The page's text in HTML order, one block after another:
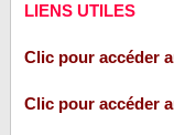
e
LIENS UTILES
Clic pour accéder
Clic pour accéder